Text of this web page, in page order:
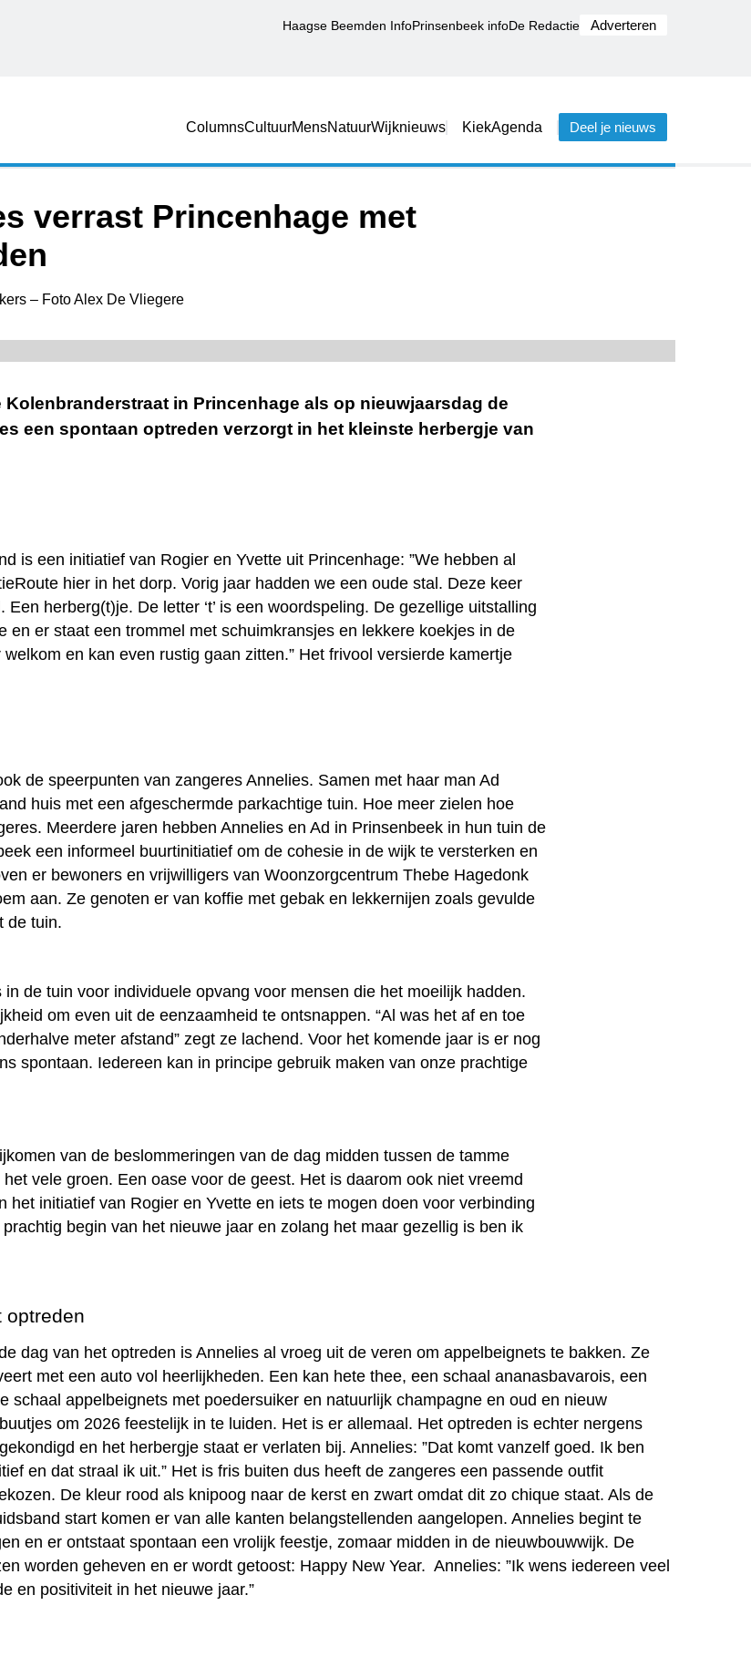
Haagse Beemden InfoPrinsenbeek infoDe Redactie Adverteren
ColumnsCultuurMensNatuurWijknieuws KiekAgenda Deel je nieuws
verrast Princenhage met
– Foto Alex De Vliegere
in Princenhage als op nieuwjaarsdag de
een spontaan optreden verzorgt in het kleinste herbergje van
is een initiatief van Rogier en Yvette uit Princenhage: ”We hebben al
hier in het dorp. Vorig jaar hadden we een oude stal. Deze keer
herberg(t)je. De letter ‘t’ is een woordspeling. De gezellige uitstalling
en er staat een trommel met schuimkransjes en lekkere koekjes in de
en kan even rustig gaan zitten.” Het frivool versierde kamertje
de speerpunten van zangeres Annelies. Samen met haar man Ad
huis met een afgeschermde parkachtige tuin. Hoe meer zielen hoe
Meerdere jaren hebben Annelies en Ad in Prinsenbeek in hun tuin de
een informeel buurtinitiatief om de cohesie in de wijk te versterken en
er bewoners en vrijwilligers van Woonzorgcentrum Thebe Hagedonk
aan. Ze genoten er van koffie met gebak en lekkernijen zoals gevulde
de tuin.
de tuin voor individuele opvang voor mensen die het moeilijk hadden.
om even uit de eenzaamheid te ontsnappen. “Al was het af en toe
meter afstand” zegt ze lachend. Voor het komende jaar is er nog
spontaan. Iedereen kan in principe gebruik maken van onze prachtige
van de beslommeringen van de dag midden tussen de tamme
vele groen. Een oase voor de geest. Het is daarom ook niet vreemd
het initiatief van Rogier en Yvette en iets te mogen doen voor verbinding
begin van het nieuwe jaar en zolang het maar gezellig is ben ik
optreden
dag van het optreden is Annelies al vroeg uit de veren om appelbeignets te bakken. Ze
met een auto vol heerlijkheden. Een kan hete thee, een schaal ananasbavarois, een
schaal appelbeignets met poedersuiker en natuurlijk champagne en oud en nieuw
om 2026 feestelijk in te luiden. Het is er allemaal. Het optreden is echter nergens
en het herbergje staat er verlaten bij. Annelies: ”Dat komt vanzelf goed. Ik ben
en dat straal ik uit.” Het is fris buiten dus heeft de zangeres een passende outfit
De kleur rood als knipoog naar de kerst en zwart omdat dit zo chique staat. Als de
start komen er van alle kanten belangstellenden aangelopen. Annelies begint te
en er ontstaat spontaan een vrolijk feestje, zomaar midden in de nieuwbouwwijk. De
worden geheven en er wordt getoost: Happy New Year. Annelies: ”Ik wens iedereen veel
en positiviteit in het nieuwe jaar.”